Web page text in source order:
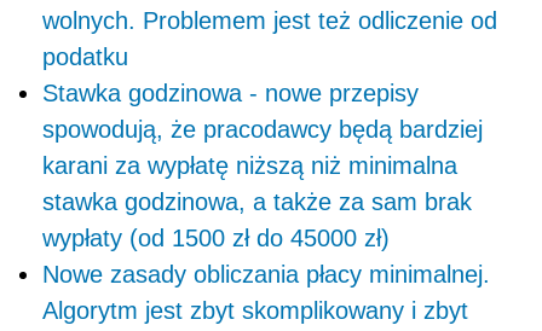
wolnych. Problemem jest też odliczenie od
podatku
Stawka godzinowa - nowe przepisy
spowodują, że pracodawcy będą bardziej
karani za wypłatę niższą niż minimalna
stawka godzinowa, a także za sam brak
wypłaty (od 1500 zł do 45000 zł)
Nowe zasady obliczania płacy minimalnej.
Algorytm jest zbyt skomplikowany i zbyt